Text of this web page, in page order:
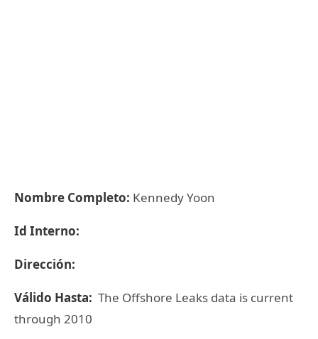
Nombre Completo: Kennedy Yoon
Id Interno:
Dirección:
Válido Hasta: The Offshore Leaks data is current
through 2010